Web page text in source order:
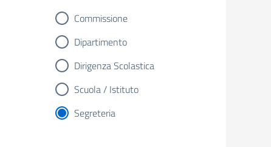
Commissione
Dipartimento
Dirigenza Scolastica
Scuola / Istituto
Segreteria